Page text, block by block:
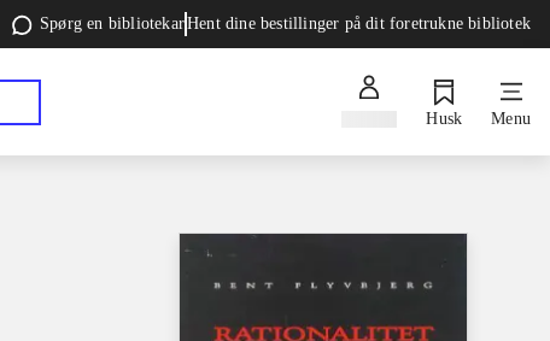
Spørg en bibliotekarHent dine bestillinger på dit foretrukne bibliotek
Husk Menu